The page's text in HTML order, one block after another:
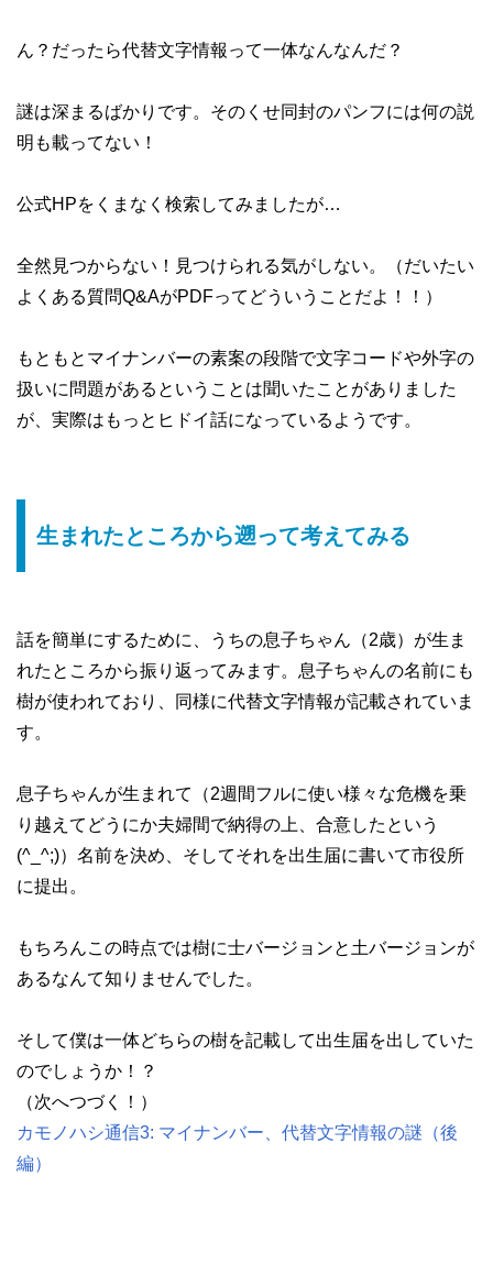
ん？だったら代替文字情報って一体なんなんだ？
謎は深まるばかりです。そのくせ同封のパンフには何の説
明も載ってない！
公式HPをくまなく検索してみましたが…
全然見つからない！見つけられる気がしない。（だいたい
よくある質問Q&AがPDFってどういうことだよ！！）
もともとマイナンバーの素案の段階で文字コードや外字の
扱いに問題があるということは聞いたことがありました
が、実際はもっとヒドイ話になっているようです。
生まれたところから遡って考えてみる
話を簡単にするために、うちの息子ちゃん（2歳）が生ま
れたところから振り返ってみます。息子ちゃんの名前にも
樹が使われており、同様に代替文字情報が記載されていま
す。
息子ちゃんが生まれて（2週間フルに使い様々な危機を乗
り越えてどうにか夫婦間で納得の上、合意したという
(^_^;)）名前を決め、そしてそれを出生届に書いて市役所
に提出。
もちろんこの時点では樹に士バージョンと土バージョンが
あるなんて知りませんでした。
そして僕は一体どちらの樹を記載して出生届を出していた
のでしょうか！？
（次へつづく！）
カモノハシ通信3: マイナンバー、代替文字情報の謎（後
編）